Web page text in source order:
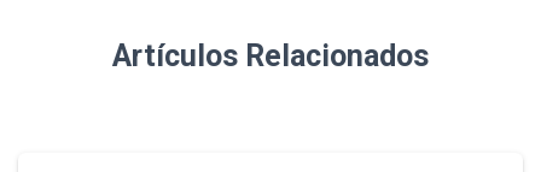
Artículos Relacionados